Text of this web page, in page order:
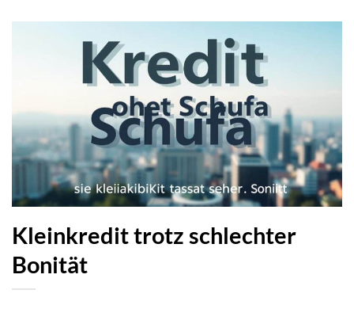
Kleinkredit trotz schlechter
Bonität